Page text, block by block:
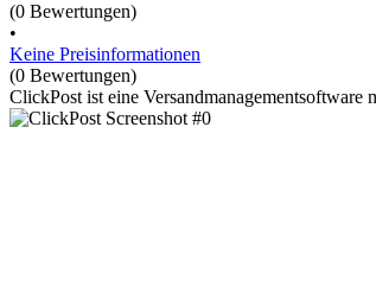
(0 Bewertungen)
•
Keine Preisinformationen
(0 Bewertungen)
ClickPost ist eine